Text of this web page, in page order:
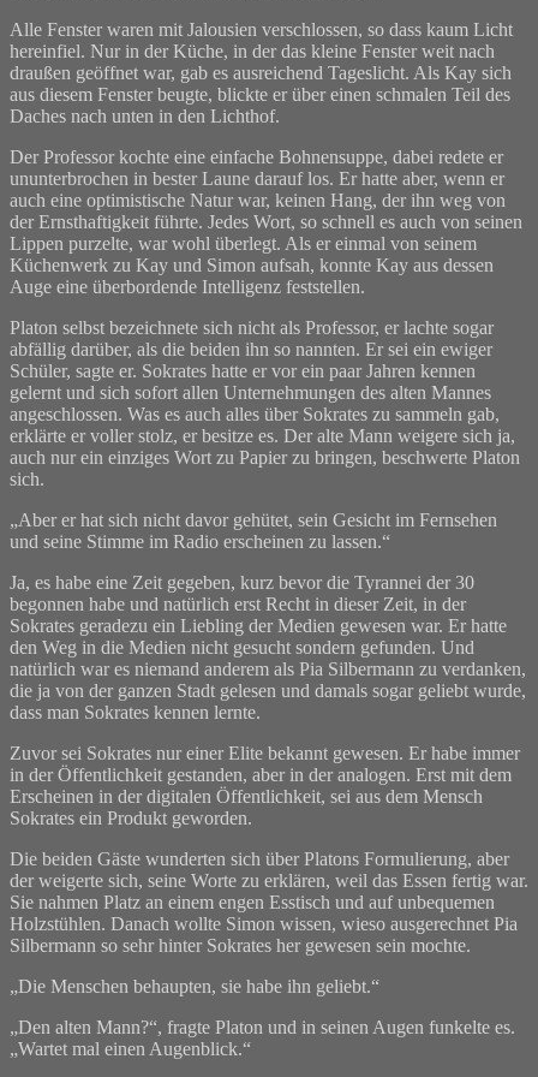
Alle Fenster waren mit Jalousien verschlossen, so dass kaum Licht
hereinfiel. Nur in der Küche, in der das kleine Fenster weit nach
draußen geöffnet war, gab es ausreichend Tageslicht. Als Kay sich
aus diesem Fenster beugte, blickte er über einen schmalen Teil des
Daches nach unten in den Lichthof.
Der Professor kochte eine einfache Bohnensuppe, dabei redete er
ununterbrochen in bester Laune darauf los. Er hatte aber, wenn er
auch eine optimistische Natur war, keinen Hang, der ihn weg von
der Ernsthaftigkeit führte. Jedes Wort, so schnell es auch von seinen
Lippen purzelte, war wohl überlegt. Als er einmal von seinem
Küchenwerk zu Kay und Simon aufsah, konnte Kay aus dessen
Auge eine überbordende Intelligenz feststellen.
Platon selbst bezeichnete sich nicht als Professor, er lachte sogar
abfällig darüber, als die beiden ihn so nannten. Er sei ein ewiger
Schüler, sagte er. Sokrates hatte er vor ein paar Jahren kennen
gelernt und sich sofort allen Unternehmungen des alten Mannes
angeschlossen. Was es auch alles über Sokrates zu sammeln gab,
erklärte er voller stolz, er besitze es. Der alte Mann weigere sich ja,
auch nur ein einziges Wort zu Papier zu bringen, beschwerte Platon
sich.
„Aber er hat sich nicht davor gehütet, sein Gesicht im Fernsehen
und seine Stimme im Radio erscheinen zu lassen.“
Ja, es habe eine Zeit gegeben, kurz bevor die Tyrannei der 30
begonnen habe und natürlich erst Recht in dieser Zeit, in der
Sokrates geradezu ein Liebling der Medien gewesen war. Er hatte
den Weg in die Medien nicht gesucht sondern gefunden. Und
natürlich war es niemand anderem als Pia Silbermann zu verdanken,
die ja von der ganzen Stadt gelesen und damals sogar geliebt wurde,
dass man Sokrates kennen lernte.
Zuvor sei Sokrates nur einer Elite bekannt gewesen. Er habe immer
in der Öffentlichkeit gestanden, aber in der analogen. Erst mit dem
Erscheinen in der digitalen Öffentlichkeit, sei aus dem Mensch
Sokrates ein Produkt geworden.
Die beiden Gäste wunderten sich über Platons Formulierung, aber
der weigerte sich, seine Worte zu erklären, weil das Essen fertig war.
Sie nahmen Platz an einem engen Esstisch und auf unbequemen
Holzstühlen. Danach wollte Simon wissen, wieso ausgerechnet Pia
Silbermann so sehr hinter Sokrates her gewesen sein mochte.
„Die Menschen behaupten, sie habe ihn geliebt.“
„Den alten Mann?“, fragte Platon und in seinen Augen funkelte es.
„Wartet mal einen Augenblick.“